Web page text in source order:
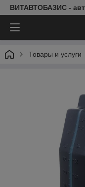
ВИТАВТОБАЗИС -
Товары и услуги